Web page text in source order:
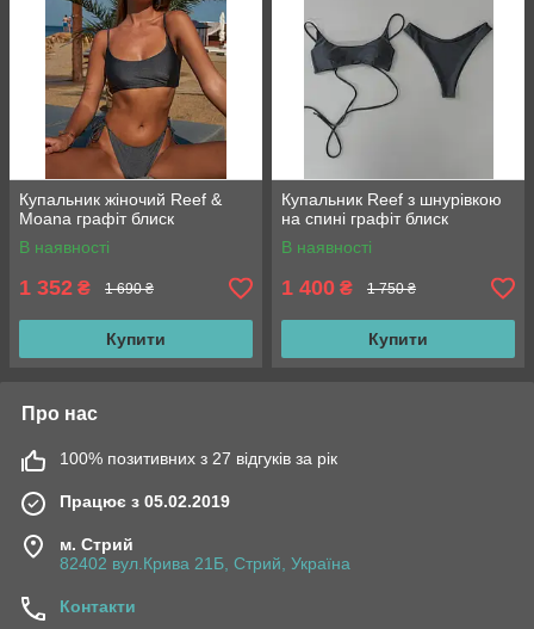
Купальник жіночий Reef &
Moana графіт блиск
В наявності
1 352 ₴ 1 690 ₴
Купити
Купальник Reef з шнурівкою
на спині графіт блиск
В наявності
1 400 ₴ 1 750 ₴
Купити
Про нас
100% позитивних з 27 відгуків за рік
Працює з 05.02.2019
м. Стрий
82402 вул.Крива 21Б, Стрий, Україна
Контакти